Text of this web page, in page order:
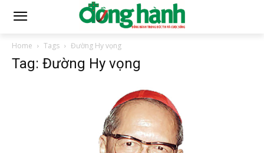
Home Tags Đường Hy vọng
Tag: Đường Hy vọng